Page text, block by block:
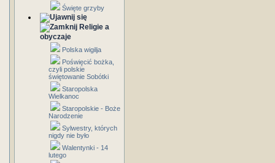
Święte grzyby
Religie a
obyczaje
Polska wigilja
Poświęcić bożka,
czyli polskie
świętowanie Sobótki
Staropolska
Wielkanoc
Staropolskie - Boże
Narodzenie
Sylwestry, których
nigdy nie było
Walentynki - 14
lutego